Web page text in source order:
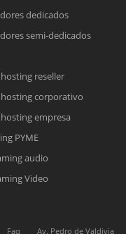
con el enlace a
online.
a la brevedad.
sus datos personales.
dedicados
semi-dedicados
reseller
corporativo
empresa
PYME
audio
Video
Faq
Av. Pedro de Valdivia